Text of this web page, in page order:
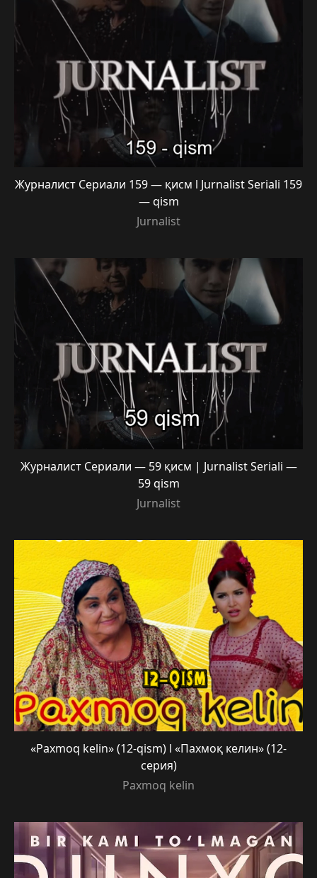
Журналист Сериали 159 — қисм l Jurnalist Seriali 159
— qism
Jurnalist
Журналист Сериали — 59 қисм | Jurnalist Seriali —
59 qism
Jurnalist
«Paxmoq kelin» (12-qism) l «Пахмоқ келин» (12-
серия)
Paxmoq kelin